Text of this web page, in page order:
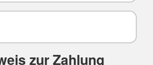
zur Zahlung